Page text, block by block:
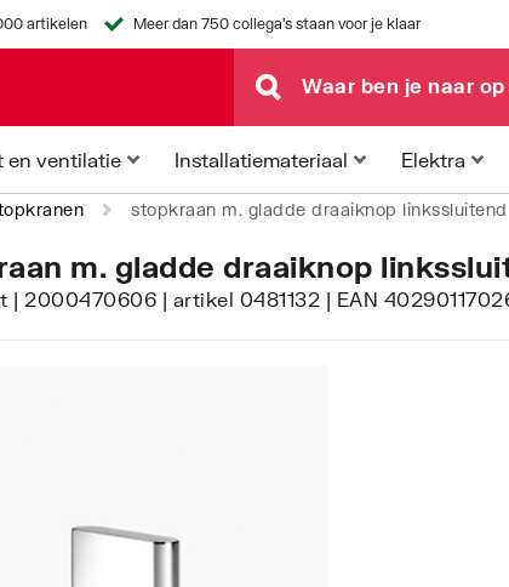
artikelen Meer dan 750 collega's staan voor je klaar
en ventilatie Installatiemateriaal Elektra
stopkraan m. gladde draaiknop linkssluitend
m. gladde draaiknop
| 2000470606 | artikel 0481132 | EAN